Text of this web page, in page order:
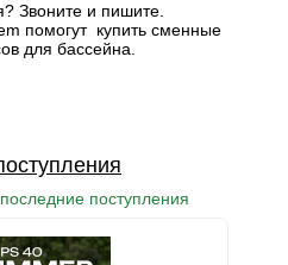
Звоните и пишите.
помогут купить сменные
для бассейна.
поступления